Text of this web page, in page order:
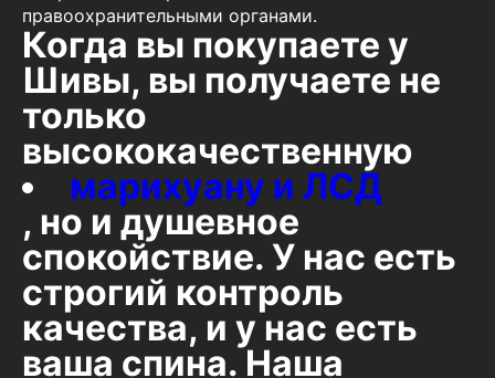
правоохранительными органами.
Когда вы покупаете у
Шивы, вы получаете не
только
высококачественную
марихуану и ЛСД
, но и душевное
спокойствие. У нас есть
строгий контроль
качества, и у нас есть
ваша спина. Наша